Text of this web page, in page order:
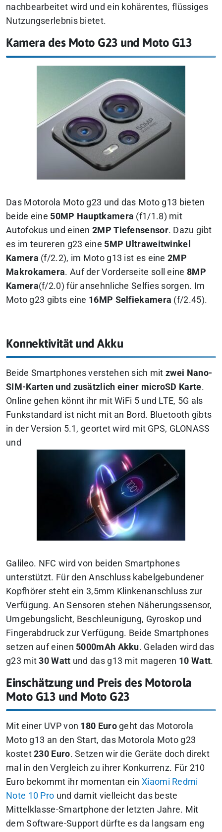
nachbearbeitet wird und ein kohärentes, flüssiges
Nutzungserlebnis bietet.
Kamera des Moto G23 und Moto G13
Das Motorola Moto g23 und das Moto g13 bieten
beide eine 50MP Hauptkamera (f1/1.8) mit
Autofokus und einen2MP Tiefensensor. Dazu gibt
es im teureren g23 eine 5MP Ultraweitwinkel
Kamera (f/2.2), im Moto g13 ist es eine2MP
Makrokamera. Auf der Vorderseite soll eine 8MP
Kamera(f/2.0) für ansehnliche Selfies sorgen. Im
Moto g23 gibts eine 16MP Selfiekamera (f/2.45).
Konnektivität und Akku
Beide Smartphones verstehen sich mitzwei Nano-
SIM-Karten und zusätzlich einer microSD Karte.
Online gehen könnt ihr mit WiFi 5 und LTE, 5G als
Funkstandard ist nicht mit an Bord. Bluetooth gibts
in der Version 5.1, geortet wird mit GPS, GLONASS
und
Galileo. NFC wird von beiden Smartphones
unterstützt. Für den Anschluss kabelgebundener
Kopfhörer steht ein 3,5mm Klinkenanschluss zur
Verfügung. An Sensoren stehen Näherungssensor,
Umgebungslicht, Beschleunigung, Gyroskop und
Fingerabdruck zur Verfügung. Beide Smartphones
setzen auf einen 5000mAh Akku. Geladen wird das
g23 mit 30 Watt und das g13 mit mageren 10 Watt.
Einschätzung und Preis des Motorola
Moto G13 und Moto G23
Mit einer UVP von 180 Eurogeht das Motorola
Moto g13 an den Start, das Motorola Moto g23
kostet230 Euro. Setzen wir die Geräte doch direkt
mal in den Vergleich zu ihrer Konkurrenz. Für 210
Euro bekommt ihr momentan einXiaomi Redmi
Note 10 Pro und damit vielleicht das beste
Mittelklasse-Smartphone der letzten Jahre. Mit
dem Software-Support dürfte es da langsam eng